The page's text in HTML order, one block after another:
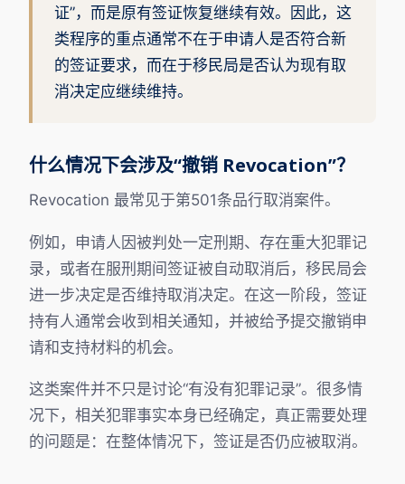
证”，而是原有签证恢复继续有效。因此，这
类程序的重点通常不在于申请人是否符合新
的签证要求，而在于移民局是否认为现有取
消决定应继续维持。
什么情况下会涉及“撤销 Revocation”？
Revocation 最常见于第501条品行取消案件。
例如，申请人因被判处一定刑期、存在重大犯罪记
录，或者在服刑期间签证被自动取消后，移民局会
进一步决定是否维持取消决定。在这一阶段，签证
持有人通常会收到相关通知，并被给予提交撤销申
请和支持材料的机会。
这类案件并不只是讨论“有没有犯罪记录”。很多情
况下，相关犯罪事实本身已经确定，真正需要处理
的问题是：在整体情况下，签证是否仍应被取消。